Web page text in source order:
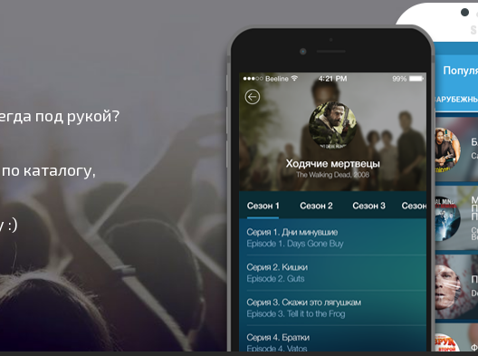
под рукой?
каталогу,
:)